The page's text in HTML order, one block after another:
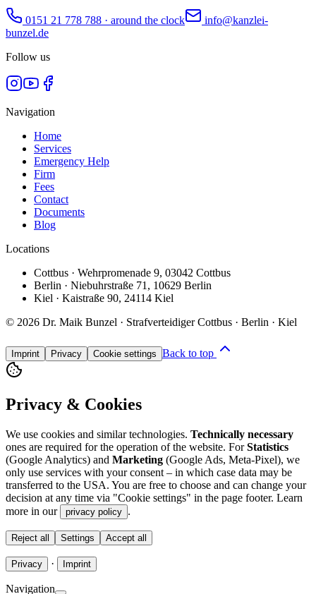
0151 21 778 788 · around the clock
info@kanzlei-
bunzel.de
Follow us
Navigation
Home
Services
Emergency Help
Firm
Fees
Contact
Documents
Blog
Locations
Cottbus · Wehrpromenade 9, 03042 Cottbus
Berlin · Niebuhrstraße 71 , 10629 Berlin
Kiel · Kaistraße 90, 24114 Kiel
© 2026 Dr. Maik Bunzel · Strafverteidiger Cottbus · Berlin · Kiel
Imprint Privacy Cookie settings Back to top
Privacy & Cookies
We use cookies and similar technologies. Technically necessary
ones are required for the operation of the website. ForStatistics
(Google Analytics) and Marketing (Google Ads, Meta-Pixel), we
only use services with your consent – in which case data may be
transferred to the USA. You are free to choose and can change your
decision at any time via "Cookie settings" in the page footer. Learn
more in our
privacy policy .
Reject all Settings Accept all
Privacy · Imprint
Navigation